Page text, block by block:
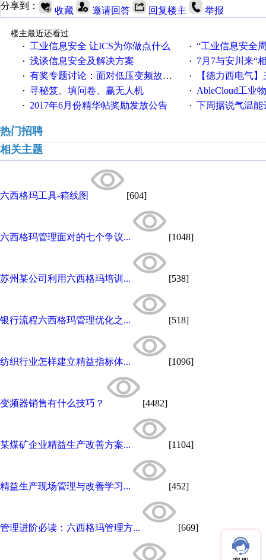
分享到：
收藏 邀请回答 回复楼主 举报
楼主最近还看过
·
工业信息安全 让ICS为你做点什么 · “工业信息安全周之我见”
· 浅谈信息安全及解决方案 · 7月7与安川来“
· 有奖专题讨论：面对低压变频故障，老手是这样解决的！ · 【德力西电气】三
· 寻秘笈、填问卷、赢无人机 · AbleCloud工业物联
· 2017年6月份精华帖奖励发放公告 · 下周据说气温能
热门招聘
相关主题
六西格玛工具-箱线图 [604]
六西格玛管理面对的七个争议... [1048]
苏州某公司利用六西格玛培训... [538]
银行流程六西格玛管理优化之... [518]
纺织行业怎样建立精益指标体... [1096]
变频器销售有什么技巧？ [4482]
某煤矿企业精益生产改善方案... [1104]
精益生产现场管理与改善学习... [452]
管理进阶必读：六西格玛管理方... [669]